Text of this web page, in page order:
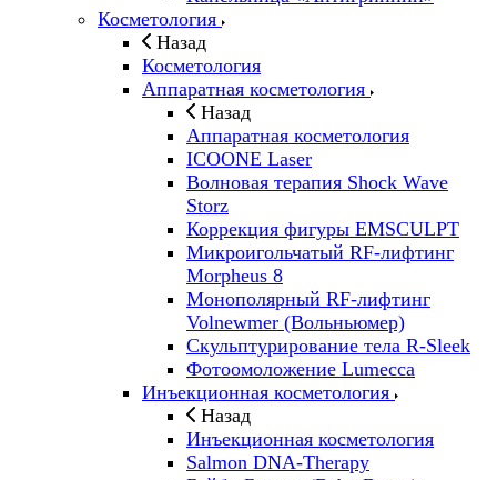
Косметология
Назад
Косметология
Аппаратная косметология
Назад
Аппаратная косметология
ICOONE Laser
Волновая терапия Shock Wave
Storz
Коррекция фигуры EMSCULPT
Микроигольчатый RF-лифтинг
Morpheus 8
Монополярный RF-лифтинг
Volnewmer (Вольньюмер)
Скульптурирование тела R-Sleek
Фотоомоложение Lumecca
Инъекционная косметология
Назад
Инъекционная косметология
Salmon DNA-Therapy